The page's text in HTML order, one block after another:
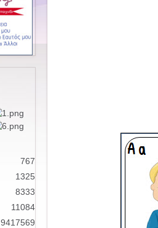
767
1325
8333
11084
9417569